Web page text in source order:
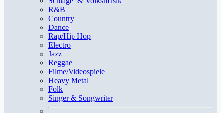
R&B
Country
Dance
Rap/Hip Hop
Electro
Jazz
Reggae
Filme/Videospiele
Heavy Metal
Folk
Singer & Songwriter